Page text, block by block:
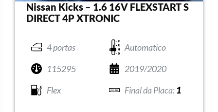
Nissan Kicks – 1.6 16V FLEXSTART S
DIRECT 4P XTRONIC
4 portas
Automatico
115295
2019/2020
Flex
1